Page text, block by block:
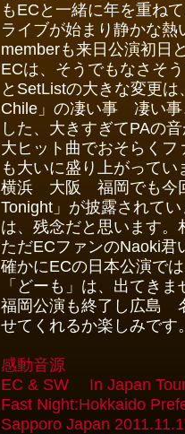
もECと一緒に年を重ね
ライブが始まり静かな熱
memberも来日公演初日
ECは、そうでもなさそ
とSetListの大きな変更
Chile」の凄い事 凄い事
した、大きすぎてPAの音
大ヒット曲でおそらく
も大いに盛り上がってい
横浜 大阪 福岡でも今回
Tonight」が披露されて
は、残念だと思います。
ただECファンのNaoki君
確かにECの日本公演で
「どーも」は、出てきま
福岡公演も終了し広島
せてくれるか楽しみです。
感動音源
EC & SW In Japan
Fast Night:Hokkaido
Sapporo Japan